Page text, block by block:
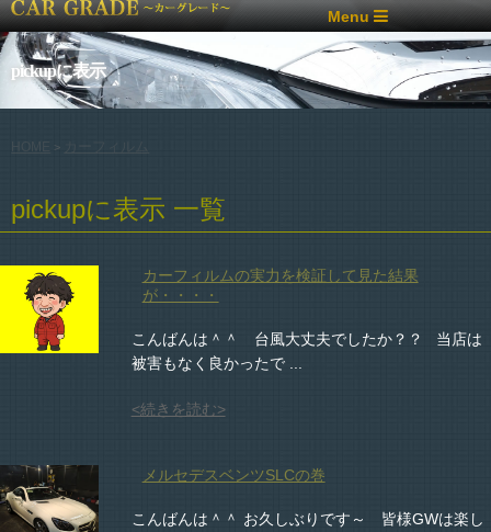
Menu
pickupに表示
> カーフィルム
pickupに表示 一覧
カーフィルムの実力を検証して見た結果
が・・・・
こんばんは＾＾ 台風大丈夫でしたか？？ 当店は
被害もなく良かったで ...
<続きを読む>
メルセデスベンツSLCの巻
こんばんは＾＾ お久しぶりです～ 皆様GWは楽し